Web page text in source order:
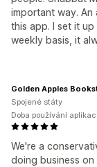
important way.
this app. I set it
weekly basis, it
We're a
doing business on
Golden Apples
Spojené státy
Doba používání